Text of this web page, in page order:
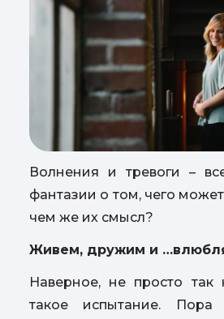
Волнения и тревоги –
фантазии о том, чего
чем же их смысл?
Живем, дружим и
Наверное, не просто
такое испытание. Пора